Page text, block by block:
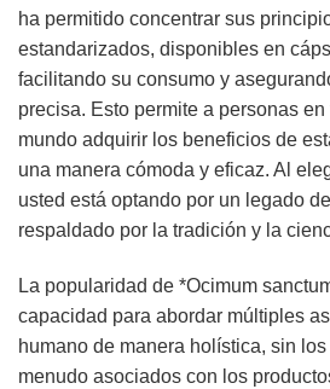
ha permitido concentrar sus
estandarizados, disponibles en
facilitando su consumo y
precisa. Esto permite a personas en
mundo adquirir los beneficios de
una manera cómoda y eficaz. Al
usted está optando por un legado
respaldado por la tradición y la
La popularidad de *Ocimum
capacidad para abordar múltiples
humano de manera holística, sin
menudo asociados con los